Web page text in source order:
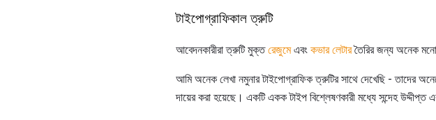
টাইপোগ্রাফিকাল ত্রুটি
আবেদনকারীরা ত্রুটি মুক্তরেজুমেএবং কভার লেটারতৈরির জন্য অনেক
আমি অনেক লেখা নমুনার টাইপোগ্রাফিক ত্রুটির সাথে দেখেছি - তাদের
দায়ের করা হয়েছে। একটি একক টাইপ বিশ্লেষণকারী মধ্যে সন্দেহ উদ্দীপ্ত